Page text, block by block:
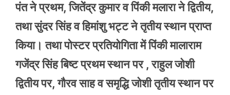
पंत ने प्रथम, जितेंद्र कुमार व पिंकी मलारा ने द्वितीय,
तथा सुंदर सिंह व हिमांशु भट्ट ने तृतीय स्थान प्राप्त
किया। तथा पोस्टर प्रतियोगिता में पिंकी मालाराम
गजेंद्र सिंह बिष्ट प्रथम स्थान पर , राहुल जोशी
द्वितीय पर, गौरव साह व समृद्धि जोशी तृतीय स्थान पर